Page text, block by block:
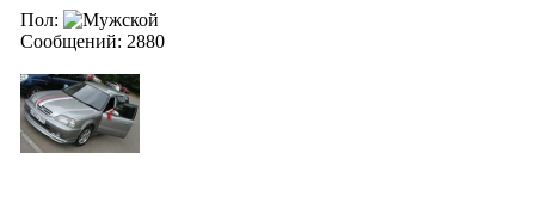
Пол:
Сообщений: 2880